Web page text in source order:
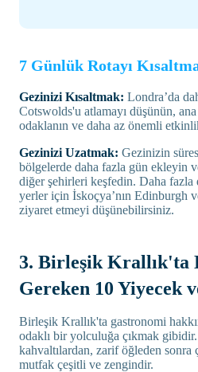
7 Günlük Rotayı
Gezinizi Kısaltmak: Londra’da
Cotswolds'u atlamayı düşünün,
odaklanın ve daha az önemli
Gezinizi Uzatmak: Gezinizin
bölgelerde daha fazla gün ekleyin
diğer şehirleri keşfedin. Daha
yerler için İskoçya’nın Edinburgh
ziyaret etmeyi düşünebilirsiniz.
3. Birleşik Krallık'ta
Gereken 10 Yiyecek
Birleşik Krallık'ta gastronomi
odaklı bir yolculuğa çıkmak
kahvaltılardan, zarif öğleden sonra
mutfak çeşitli ve zengindir.